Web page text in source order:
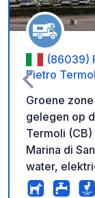
(86039)
Pietro
Groene
gelegen op
Termoli
Marina di
water,
douches.